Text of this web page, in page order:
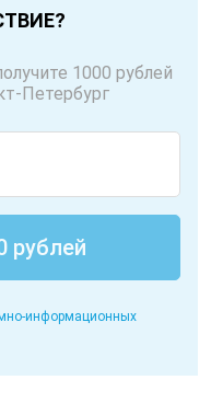
1000 рублей
Петербург
информационных